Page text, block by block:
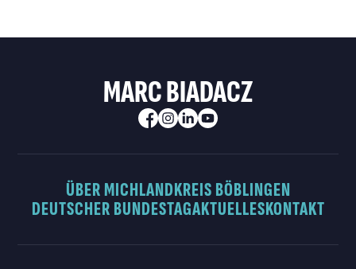
MARC BIADACZ
ÜBER MICHLANDKREIS BÖBLINGEN
DEUTSCHER BUNDESTAGAKTUELLESKONTAKT